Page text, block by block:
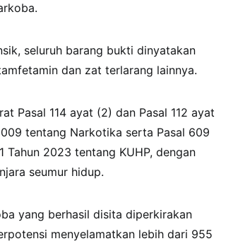
seluruh barang bukti dinyatakan
dan zat terlarang lainnya.
Pasal 114 ayat (2) dan Pasal 112 ayat
tentang Narkotika serta Pasal 609
Tahun 2023 tentang KUHP, dengan
seumur hidup.
yang berhasil disita diperkirakan
menyelamatkan lebih dari 955